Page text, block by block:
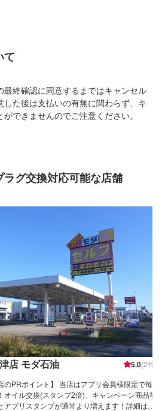
て
終確認に同意するまではキャンセル
た後は支払いの有無に関わらず、キ
できませんのでご注意ください。
ラグ交換対応可能な店舗
店 モダ石油 5.0(2件)
のPRポイント】 当店はアプリ会員様限定で毎
オイル交換(スタンプ2倍)、キャンペーン商品等
アプリスタンプが通常より増えます！詳細はア